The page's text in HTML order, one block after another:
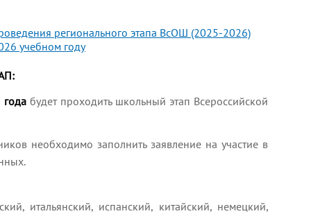
регионального этапа ВсОШ (2025-2026)
учебном году
года будет проходить школьный этап Всероссийской
необходимо заполнить заявление на участие в
итальянский, испанский, китайский, немецкий,